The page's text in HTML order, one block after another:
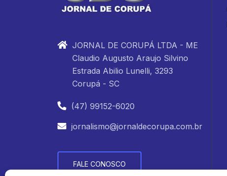
JORNAL DE CORUPÁ LTDA - ME
Claudio Augusto Araujo Silvino
Estrada Abilio Lunelli, 3293
Corupá - SC
(47) 99152-6020
jornalismo@jornaldecorupa.com.br
FALE CONOSCO